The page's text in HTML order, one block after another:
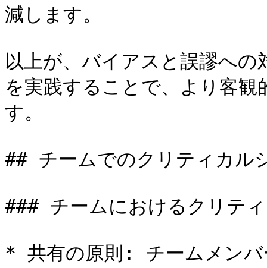
減します。
以上が、バイアスと誤謬へ
を実践することで、より客
す。
## チームでのクリティカル
### チームにおけるクリテ
* 共有の原則: チームメンバ